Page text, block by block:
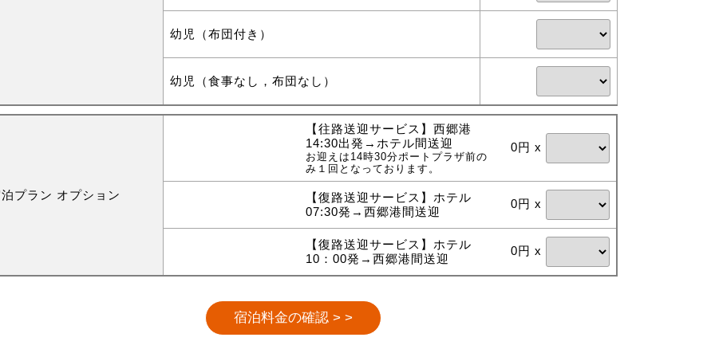
幼児（布団付き）
幼児（食事なし，布団なし）
プラン オプション
【往路送迎サービス】西郷港
14:30出発→ホテル間送迎
お迎えは14時30分ポートプラザ前の
み１回となっております。
0円 x
【復路送迎サービス】ホテル
07:30発→西郷港間送迎
0円 x
【復路送迎サービス】ホテル
10：00発→西郷港間送迎
0円 x
宿泊料金の確認 > >